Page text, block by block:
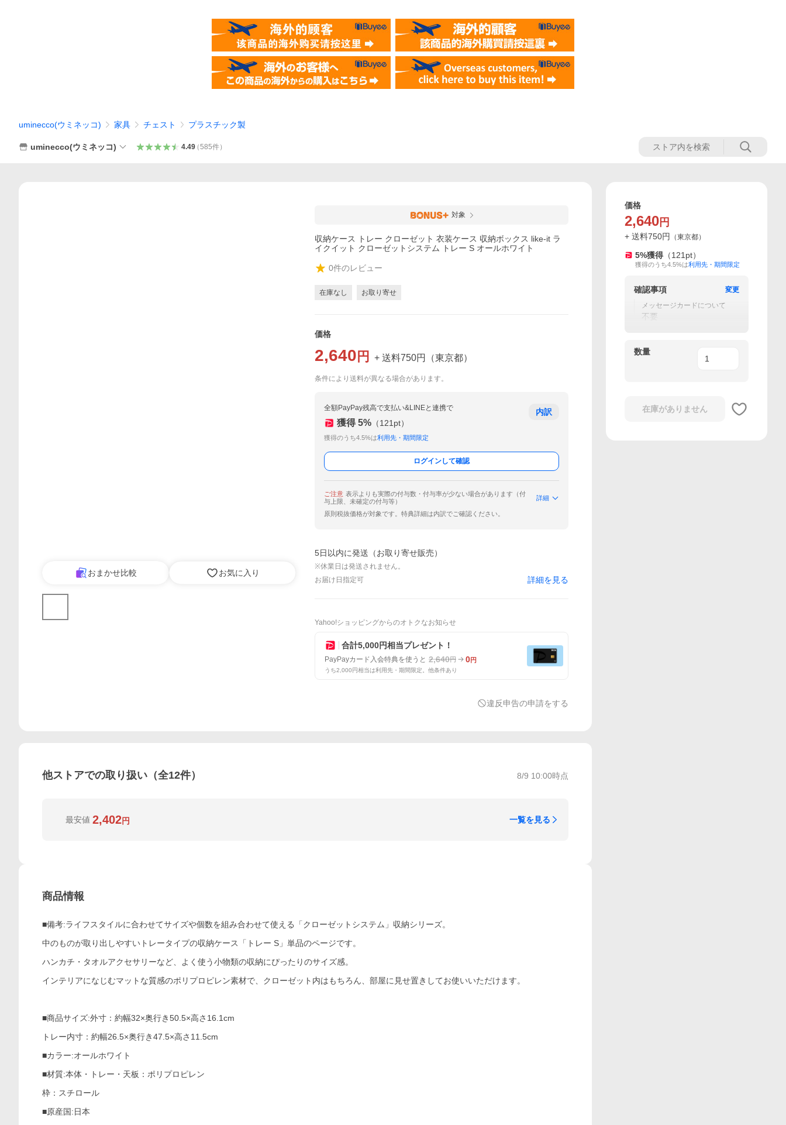
uminecco(ウミネッコ) 家具 チェスト プラスチック製
uminecco(ウミネッコ) 4.49（585件）
おまかせ比較 お気に入り
対象
収納ケース トレー クローゼット 衣装ケース 収納ボックス like-it ラ
イクイット クローゼットシステム トレー S オールホワイト
0件のレビュー
在庫なし お取り寄せ
価格
2,640 円 + 送料750円 （東京都）
条件により送料が異なる場合があります。
全額PayPay残高で支払い&LINEと連携で
獲得 5% （121 pt）
獲得のうち4.5%は利用先・期間限定
内訳
ログインして確認
ご注意 表示よりも実際の付与数・付与率が少ない場合があります（付
与上限、未確定の付与等）
詳細
原則税抜価格が対象です。特典詳細は内訳でご確認ください。
5日以内に発送（お取り寄せ販売）
※休業日は発送されません。
お届け日指定可
詳細を見る
Yahoo!ショッピングからのオトクなお知らせ
合計5,000円相当プレゼント！
PayPayカード入会特典を使うと 2,640円 0円
うち2,000円相当は利用先・期間限定。他条件あり
違反申告の申請をする
他ストアでの取り扱い（全12件） 8/9 10:00時点
最安値 2,402円 一覧を見る
商品情報
■備考:ライフスタイルに合わせてサイズや個数を組み合わせて使える「クローゼットシステム」収納シリーズ。
中のものが取り出しやすいトレータイプの収納ケース「トレー S」単品のページです。
ハンカチ・タオルアクセサリーなど、よく使う小物類の収納にぴったりのサイズ感。
インテリアになじむマットな質感のポリプロピレン素材で、クローゼット内はもちろん、部屋に見せ置きしてお使いいただけます。
■商品サイズ:外寸：約幅32×奥行き50.5×高さ16.1cm
トレー内寸：約幅26.5×奥行き47.5×高さ11.5cm
■カラー:オールホワイト
■材質:本体・トレー・天板：ポリプロピレン
枠：スチロール
■原産国:日本
価格
2,640 円
+ 送料750円 （東京都）
5%獲得 （121 pt）
獲得のうち4.5%は利用先・期間限定
確認事項
変更
メッセージカードについて
不要
数量
在庫がありません